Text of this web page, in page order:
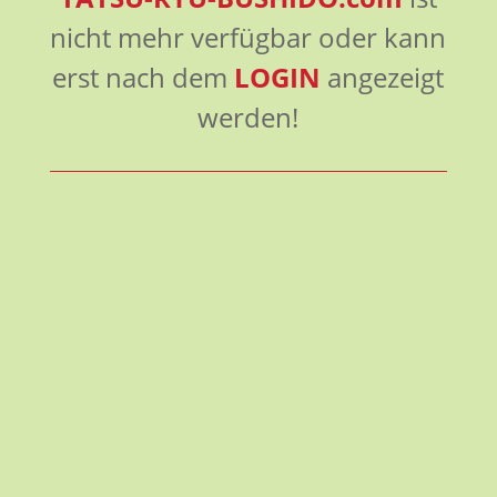
nicht mehr verfügbar oder kann
erst nach dem LOGIN angezeigt
werden!